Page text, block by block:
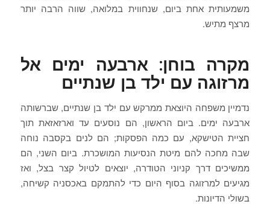
משמעותית אחת ביום, שנחווית במלואה, שווה הרבה יותר
מרצף מתיש.
מקרה בוחן: ארבעה ימים אל
מרזוגה עם ילד בן שנתיים
נדמיין משפחה היוצאת ממרקש עם ילד בן שנתיים, שברשותה
ארבעה ימים. ביום הראשון, הם נוסעים עד וארזאזאת תוך
חציית הטישקא, עם כמה הפסקות; הם לנים בקסבה נוחה
שבה מחכה להם מיטת הנסיעות המושכרת. ביום השני, הם
ממשיכים דרך קניוני הטודרה, יוצאים לטיול קצר בצל, ואז
מגיעים למרזוגה בסוף היום כדי להתמקם באכסניה קשיחה,
בשולי הדיונות.